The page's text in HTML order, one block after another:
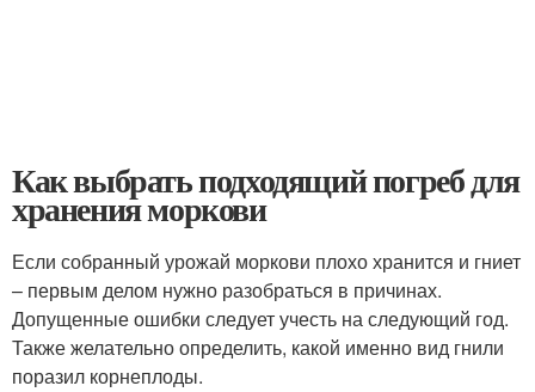
Как выбрать подходящий погреб для
хранения моркови
Если собранный урожай моркови плохо хранится и гниет
– первым делом нужно разобраться в причинах.
Допущенные ошибки следует учесть на следующий год.
Также желательно определить, какой именно вид гнили
поразил корнеплоды.